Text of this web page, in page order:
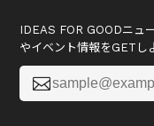
IDEAS FOR GOODニュ
やイベント情報をGETし
